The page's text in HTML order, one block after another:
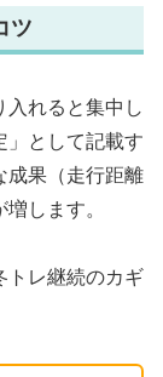
ツ
入れると集中し
」として記載す
成果（走行距離
します。
トレ継続のカギ